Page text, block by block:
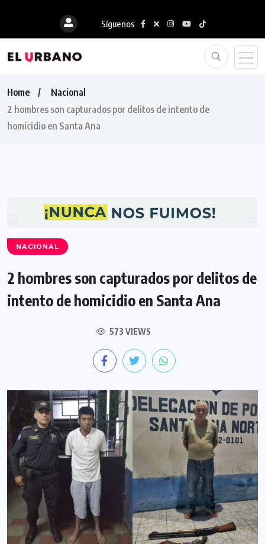
Síguenos
Home
Nacional
2 hombres son capturados por delitos de intento de
homicidio en Santa Ana
NACIONAL
2 hombres son capturados por delitos de
intento de homicidio en Santa Ana
573 VIEWS